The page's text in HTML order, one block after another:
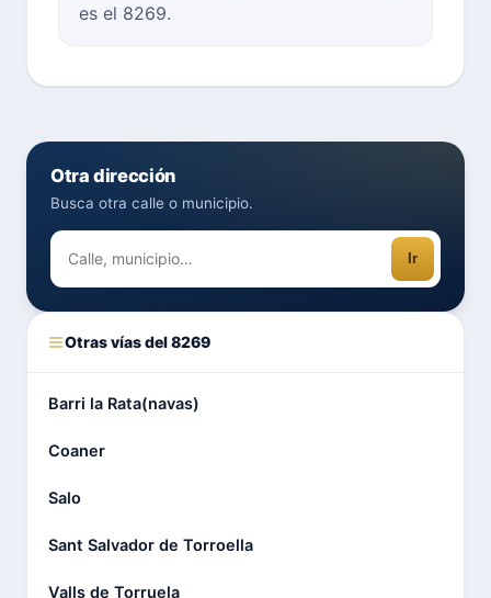
es el 8269.
Otra dirección
Busca otra calle o municipio.
Ir
Otras vías del 8269
Barri la Rata(navas)
Coaner
Salo
Sant Salvador de Torroella
Valls de Torruela